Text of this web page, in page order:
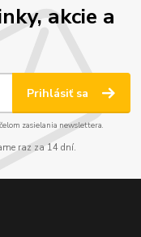
akcie a
Prihlásiť sa
zasielania newslettera.
raz za 14 dní.